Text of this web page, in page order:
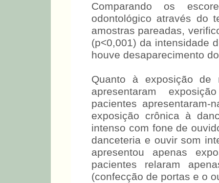
Comparando os
odontológico através do
amostras pareadas,
(p<0,001) da intensidade
houve desaparecimento
Quanto à exposição de
apresentaram
pacientes
exposição crônica à
intenso com fone de
danceteria e ouvir som
apresentou apenas
pacientes relaram
(confecção de portas e o